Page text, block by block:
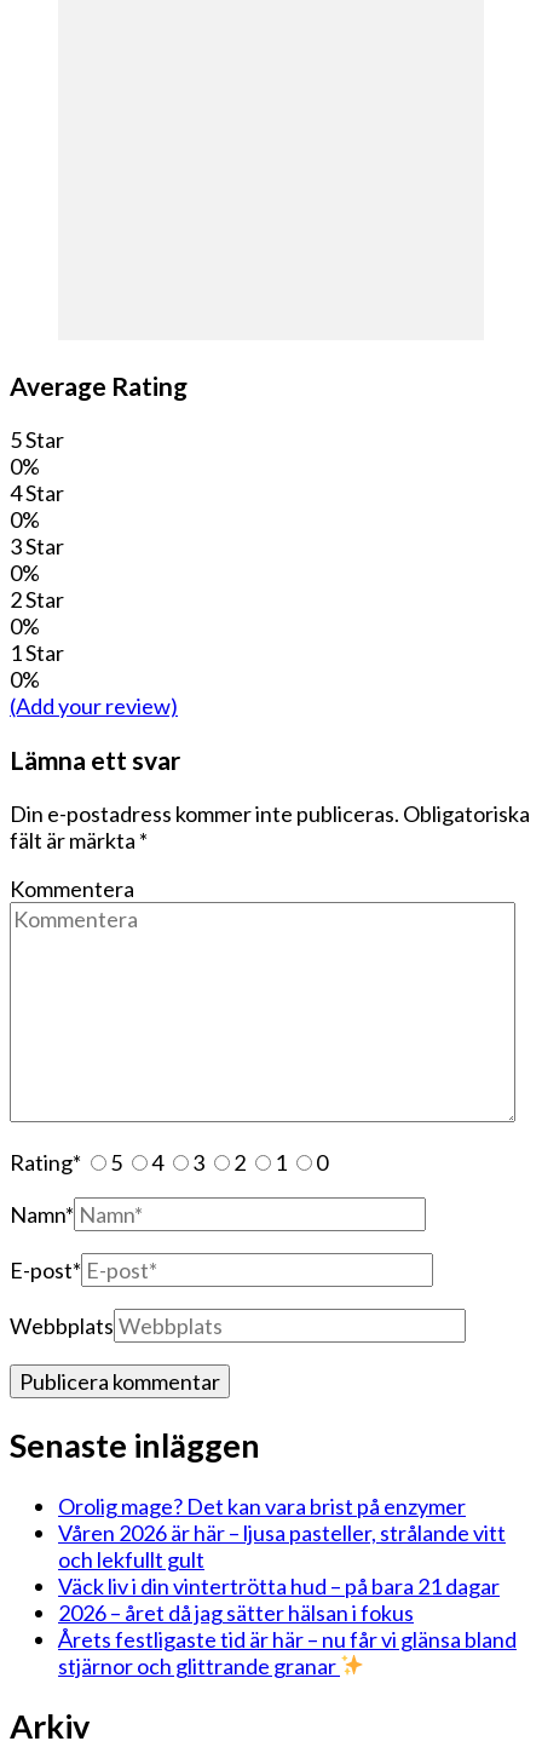
Average Rating
5 Star
0%
4 Star
0%
3 Star
0%
2 Star
0%
1 Star
0%
(Add your review)
Lämna ett svar
Din e-postadress kommer inte publiceras. Obligatoriska
fält är märkta *
Kommentera
Rating* 5 4 3 2 1
0
Namn*
E-post*
Webbplats
Senaste inläggen
Orolig mage? Det kan vara brist på enzymer
Våren 2026 är här – ljusa pasteller, strålande vitt
och lekfullt gult
Väck liv i din vintertrötta hud – på bara 21 dagar
2026 – året då jag sätter hälsan i fokus
Årets festligaste tid är här – nu får vi glänsa bland
stjärnor och glittrande granar
Arkiv